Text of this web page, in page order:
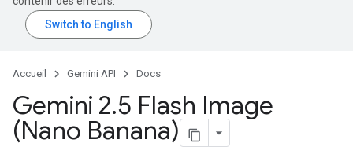
Accueil Gemini API Docs
Gemini 2.5 Flash Image
(Nano Banana)